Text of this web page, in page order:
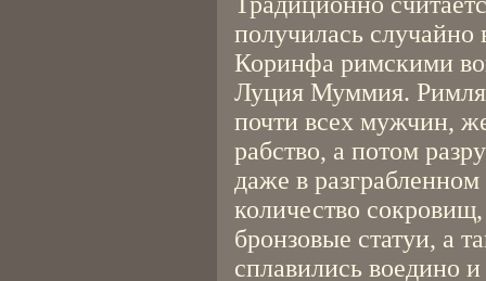
получилась случайно
Коринфа римскими
Луция Муммия.
почти всех мужчин,
рабство, а потом
даже в
количество
бронзовые статуи, а
сплавились воедино